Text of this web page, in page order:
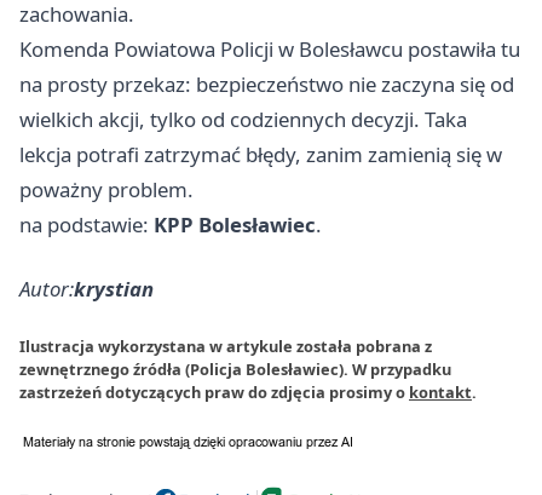
zachowania.
Komenda Powiatowa Policji w Bolesławcu postawiła tu
na prosty przekaz: bezpieczeństwo nie zaczyna się od
wielkich akcji, tylko od codziennych decyzji. Taka
lekcja potrafi zatrzymać błędy, zanim zamienią się w
poważny problem.
na podstawie: KPP Bolesławiec.
Autor:krystian
Ilustracja wykorzystana w artykule została pobrana z
zewnętrznego źródła (Policja Bolesławiec). W przypadku
zastrzeżeń dotyczących praw do zdjęcia prosimy o kontakt.